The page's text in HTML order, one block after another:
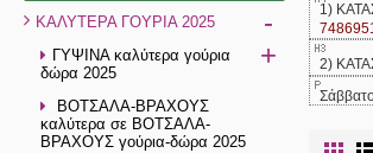
ΚΑΛΥΤΕΡΑ ΓΟΥΡΙΑ 2025 -
ΓΥΨΙΝΑ καλύτερα γούρια
δώρα 2025
+
ΒΟΤΣΑΛΑ-ΒΡΑΧΟΥΣ
καλύτερα σε ΒΟΤΣΑΛΑ-
ΒΡΑΧΟΥΣ γούρια-δώρα 2025
1)
2)